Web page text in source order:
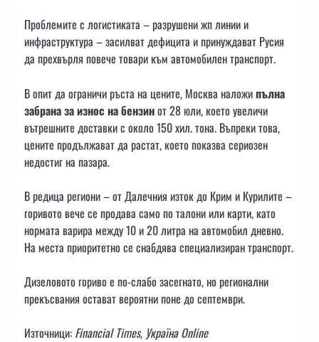
Проблемите с логистиката – разрушени жп линии и
инфраструктура – засилват дефицита и принуждават Русия
да прехвърля повече товари към автомобилен транспорт.
В опит да ограничи ръста на цените, Москва наложипълна
забрана за износ на бензинот 28 юли, което увеличи
вътрешните доставки с около 150 хил. тона. Въпреки това,
цените продължават да растат, което показва сериозен
недостиг на пазара.
В редица региони – от Далечния изток до Крим и Курилите –
горивото вече се продава само по талони или карти, като
нормата варира между 10 и 20 литра на автомобил дневно.
На места приоритетно се снабдява специализиран транспорт.
Дизеловото гориво е по-слабо засегнато, но регионални
прекъсвания остават вероятни поне до септември.
Източници: Financial Times, Україна Online